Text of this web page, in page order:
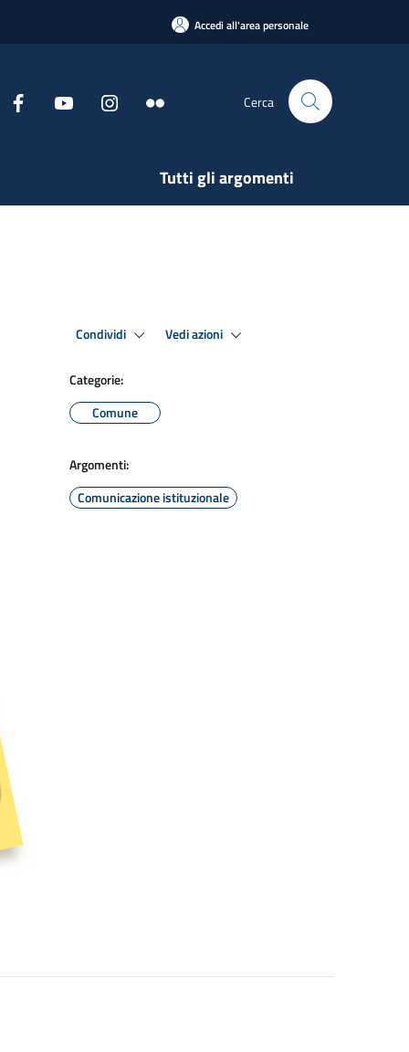
Accedi all'area personale
Cerca
Tutti gli argomenti
Condividi Vedi azioni
Categorie:
Comune
Argomenti:
Comunicazione istituzionale